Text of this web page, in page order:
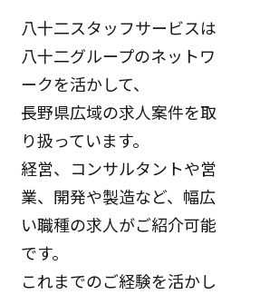
八十二スタッフサービスは
八十二グループのネットワ
ークを活かして、
長野県広域の求人案件を取
り扱っています。
経営、コンサルタントや営
業、開発や製造など、幅広
い職種の求人がご紹介可能
です。
これまでのご経験を活かし